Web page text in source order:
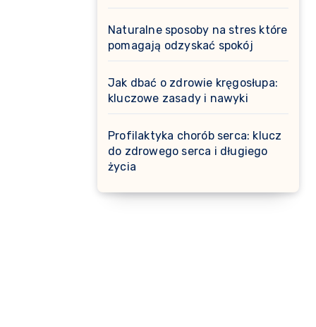
Naturalne sposoby na stres które
pomagają odzyskać spokój
Jak dbać o zdrowie kręgosłupa:
kluczowe zasady i nawyki
Profilaktyka chorób serca: klucz
do zdrowego serca i długiego
życia